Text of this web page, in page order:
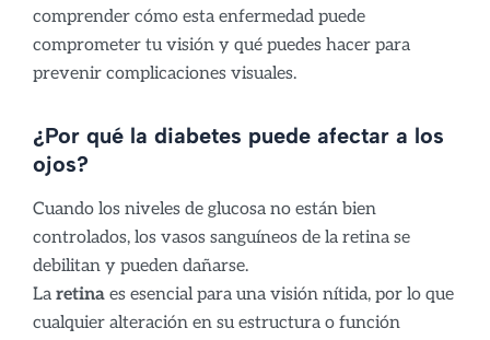
comprender cómo esta enfermedad puede
comprometer tu visión y qué puedes hacer para
prevenir complicaciones visuales.
¿Por qué la diabetes puede afectar a los
ojos?
Cuando los niveles de glucosa no están bien
controlados, los vasos sanguíneos de la retina se
debilitan y pueden dañarse.
La retina es esencial para una visión nítida, por lo que
cualquier alteración en su estructura o función